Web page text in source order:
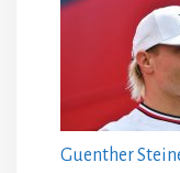
Guenther